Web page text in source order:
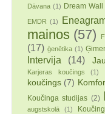
Dāvana (1) Dream Wall
EMDR (1)
mainos (57)
(17) ģenētika (1)
Intervija
(14)
Karjeras koučings (1)
koučings (7)
Koučinga studijas (2)
augstskolā
(1)